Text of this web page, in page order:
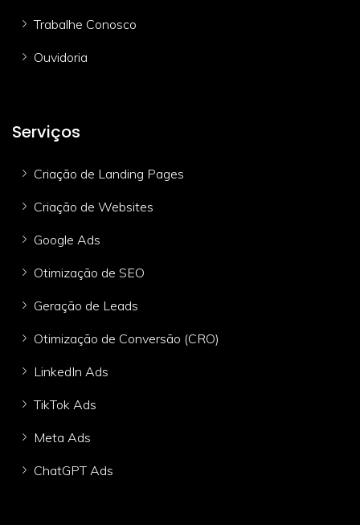
Trabalhe Conosco
Ouvidoria
Serviços
Criação de Landing Pages
Criação de Websites
Google Ads
Otimização de SEO
Geração de Leads
Otimização de Conversão (CRO)
LinkedIn Ads
TikTok Ads
Meta Ads
ChatGPT Ads